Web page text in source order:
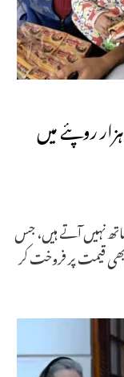
روپئے میں
نہیں آتے ہیں، جس
قیمت پر فروخت کر